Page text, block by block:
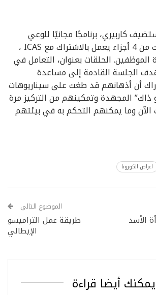
كاربيري، برنامجًا مجانيًا للوعي
الذهني عبر الإنترنت من 4 أجزاء يعمل بالاشتراك مع ICAS ،
الموظفين. الحلقات بعنوان، التعامل في
الجلسة القادمة إلى مساعدة
أن أذهانهم قد طغت على سيناريوهات
ذاك” المجهدة وتمكينهم من التركيز مرة
وما يمكنهم التحكم به في بيئتهم
اعراض الكورونا
الأسد
الموضوع التالي
طريقة عمل التراميسو
الإيطالي
يمكنك أيضا قراءة